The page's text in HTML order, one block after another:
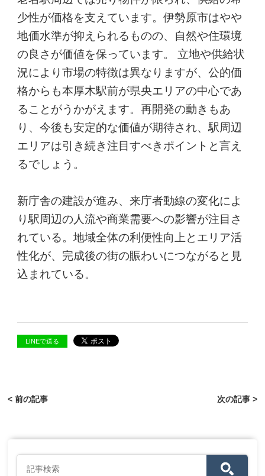
少性が価格を支えています。伊勢原市はやや
地価水準が抑えられるものの、自然や住環境
の良さが価値を保っています。 立地や供給状
況により市場の特徴は異なりますが、公的価
格からも本厚木駅前が県央エリアの中心であ
ることがうかがえます。再開発の動きもあ
り、今後も安定的な価値が期待され、駅周辺
エリアは引き続き注目すべきポイントと言え
るでしょう。
新庁舎の建設が進み、来庁者動線の変化によ
り駅周辺の人流や商業需要への影響が注目さ
れている。地域全体の利便性向上とエリア活
性化が、完成後の街の賑わいにつながると見
込まれている。
LINEで送る
< 前の記事 次の記事 >